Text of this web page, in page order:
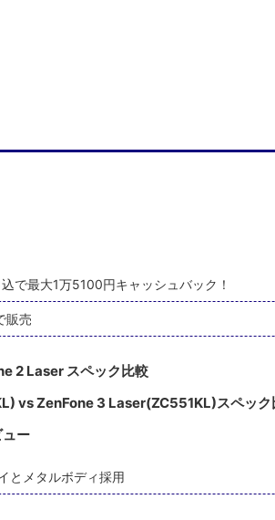
で最大1万5100円キャッシュバック！
販売
2 Laser スペック比較
vs ZenFone 3 Laser(ZC551KL)スペック
ー
とメタルボディ採用